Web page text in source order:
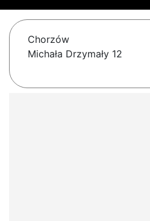
Chorzów
Michała Drzymały 12